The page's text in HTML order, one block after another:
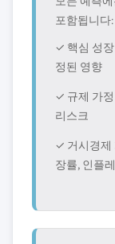
포함됩니다:
✓ 핵심 성
정된 영향
✓ 규제 가
리스크
✓ 거시경제
장률, 인플